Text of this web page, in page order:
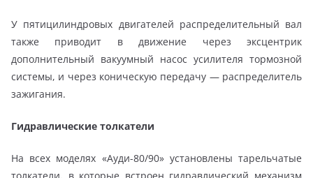
У пятицилиндровых двигателей распределительный вал
также приводит в движение через эксцентрик
дополнительный вакуумный насос усилителя тормозной
системы, и через коническую передачу — распределитель
зажигания.
Гидравлические толкатели
На всех моделях «Ауди-80/90» установлены тарельчатые